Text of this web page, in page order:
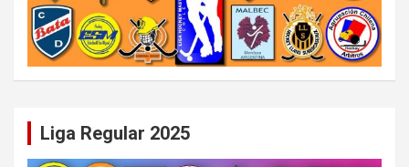
Liga Regular 2025